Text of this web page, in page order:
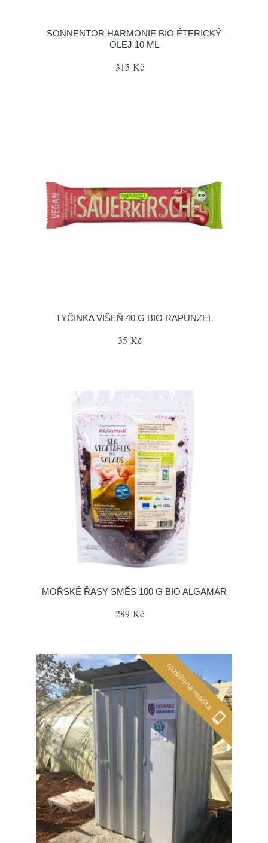
SONNENTOR HARMONIE BIO ÉTERICKÝ
OLEJ 10 ML
315 Kč
TYČINKA VIŠEŇ 40 G BIO RAPUNZEL
35 Kč
MOŘSKÉ ŘASY SMĚS 100 G BIO ALGAMAR
289 Kč